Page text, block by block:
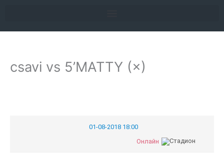
csavi vs 5’MATTY (×)
01-08-2018 18:00
Онлайн